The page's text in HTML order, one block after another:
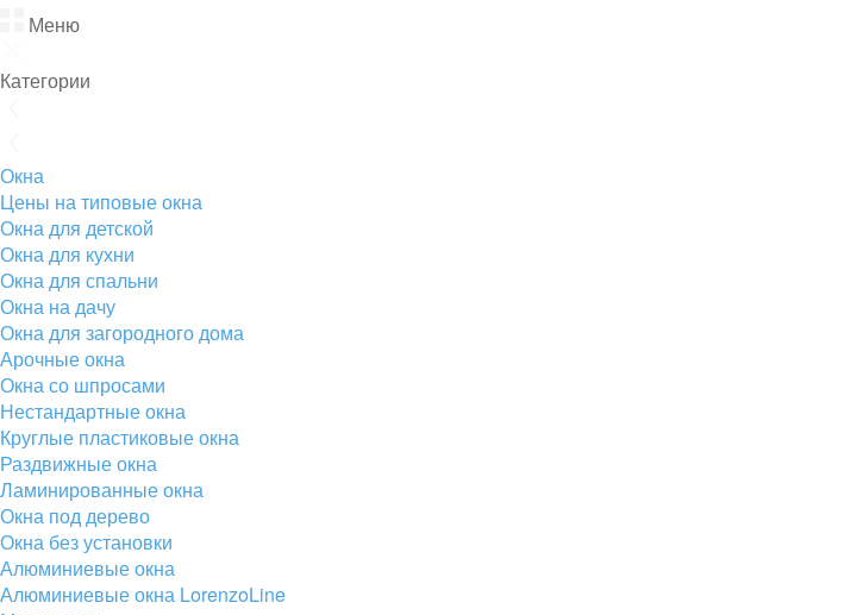
Меню
Категории
Окна
Цены на типовые окна
Окна для детской
Окна для кухни
Окна для спальни
Окна на дачу
Окна для загородного дома
Арочные окна
Окна со шпросами
Нестандартные окна
Круглые пластиковые окна
Раздвижные окна
Ламинированные окна
Окна под дерево
Окна без установки
Алюминиевые окна
Алюминиевые окна LorenzoLine